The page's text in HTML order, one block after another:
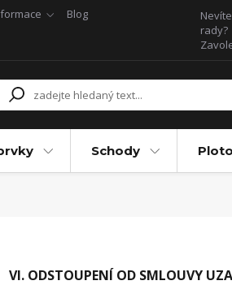
Blog
rady?
Schody
VI. ODSTOUPENÍ OD SMLOUVY